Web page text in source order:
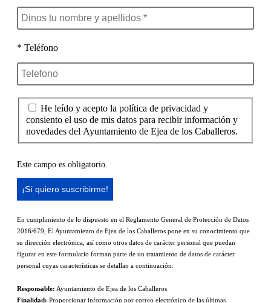
* Teléfono
He leído y acepto la política de privacidad y
consiento el uso de mis datos para recibir información y
novedades del Ayuntamiento de Ejea de los Caballeros.
Este campo es obligatorio.
En cumplimiento de lo dispuesto en el Reglamento General de Protección de Datos
2016/679, El Ayuntamiento de Ejea de los Caballeros pone en su conocimiento que
su dirección electrónica, así como otros datos de carácter personal que puedan
figurar en este formulario forman parte de un tratamiento de datos de carácter
personal cuyas características se detallan a continuación:
Responsable: Ayuntamiento de Ejea de los Caballeros
Finalidad: Proporcionar información por correo electrónico de las últimas